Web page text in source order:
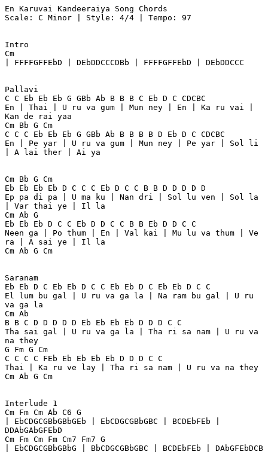
En Karuvai Kandeeraiya Song Chords
Scale: C Minor | Style: 4/4 | Tempo: 97
Intro
Cm
| FFFFGFFEbD | DEbDDCCCDBb | FFFFGFFEbD | DEbDDCCC
Pallavi
C C Eb Eb Eb G GBb Ab B B B C Eb D C CDCBC
En | Thai | U ru va gum | Mun ney | En | Ka ru vai |
Kan de rai yaa
Cm Bb G Cm
C C C Eb Eb Eb G GBb Ab B B B B D Eb D C CDCBC
En | Pe yar | U ru va gum | Mun ney | Pe yar | Sol li
| A lai ther | Ai ya
Cm Bb G Cm
Eb Eb Eb Eb D C C C Eb D C C B B D D D D D
Ep pa di pa | U ma ku | Nan dri | Sol lu ven | Sol la
| Var thai ye | Il la
Cm Ab G
Eb Eb Eb D C C Eb D D C C B B Eb D D C C
Neen ga | Po thum | En | Val kai | Mu lu va thum | Ve
ra | A sai ye | Il la
Cm Ab G Cm
Saranam
Eb Eb D C Eb Eb D C C Eb Eb D C Eb Eb D C C
El lum bu gal | U ru va ga la | Na ram bu gal | U ru
va ga la
Cm Ab
B B C D D D D D Eb Eb Eb Eb D D D C C
Tha sai gal | U ru va ga la | Tha ri sa nam | U ru va
na they
G Fm G Cm
C C C C FEb Eb Eb Eb Eb D D D C C
Thai | Ka ru ve lay | Tha ri sa nam | U ru va na they
Cm Ab G Cm
Interlude 1
Cm Fm Cm Ab C6 G
| EbCDGCGBbGBbGEb | EbCDGCGBbGBC | BCDEbFEb |
DDAbGAbGFEbD
Cm Fm Cm Fm Cm7 Fm7 G
| EbCDGCGBbGBbG | BbCDGCGBbGBC | BCDEbFEb | DAbGFEbDCB